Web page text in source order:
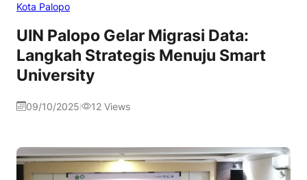
Kota Palopo
UIN Palopo Gelar Migrasi Data:
Langkah Strategis Menuju Smart
University
09/10/2025 12 Views